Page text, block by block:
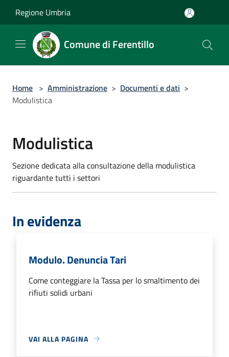
Regione Umbria
Comune di Ferentillo
Home > Amministrazione > Documenti e dati >
Modulistica
Modulistica
Sezione dedicata alla consultazione della modulistica
riguardante tutti i settori
In evidenza
Modulo. Denuncia Tari
Come conteggiare la Tassa per lo smaltimento dei
rifiuti solidi urbani
VAI ALLA PAGINA